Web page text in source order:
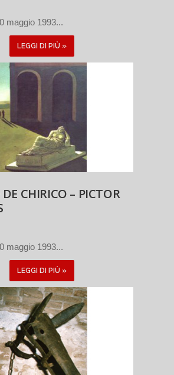
maggio 1993...
LEGGI DI PIÙ »
CHIRICO – PICTOR
maggio 1993...
LEGGI DI PIÙ »